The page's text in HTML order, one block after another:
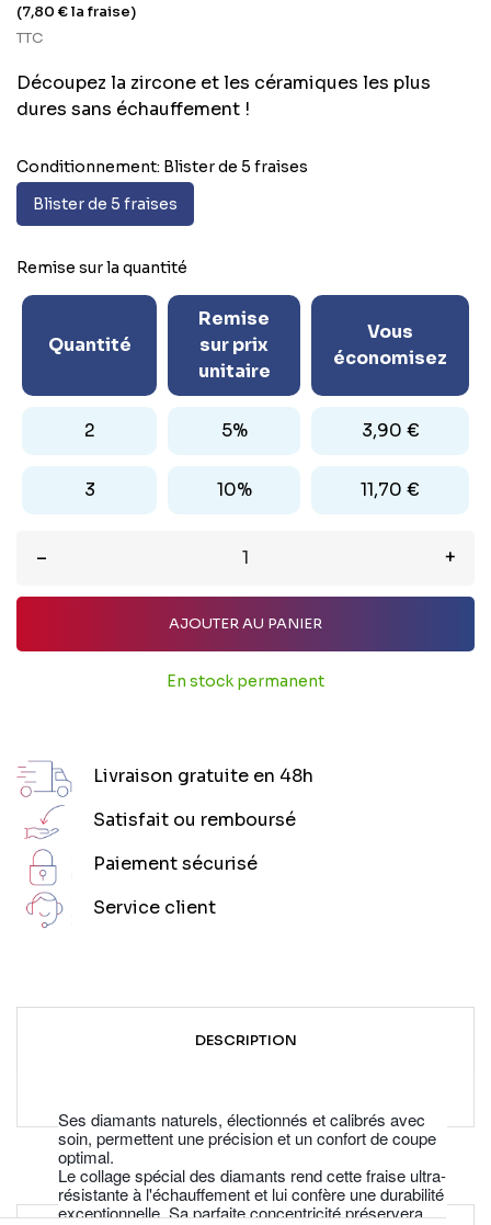
(7,80 € la fraise)
TTC
Découpez la zircone et les céramiques les plus
dures sans échauffement !
Conditionnement: Blister de 5 fraises
Blister de 5 fraises
Remise sur la quantité
Quantité
Remise
sur prix
unitaire
Vous
économisez
2 5% 3,90 €
3 10% 11,70 €
– +
AJOUTER AU PANIER
En stock permanent
Livraison gratuite en 48h
Satisfait ou remboursé
Paiement sécurisé
Service client
DESCRIPTION
Ses diamants naturels, électionnés et calibrés avec
soin, permettent une précision et un confort de coupe
optimal.
Le collage spécial des diamants rend cette fraise ultra-
résistante à l'échauffement et lui confère une durabilité
exceptionnelle. Sa parfaite concentricité préservera